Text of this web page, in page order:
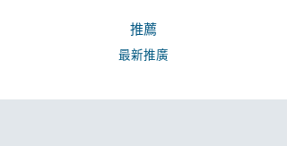
推薦
最新推廣